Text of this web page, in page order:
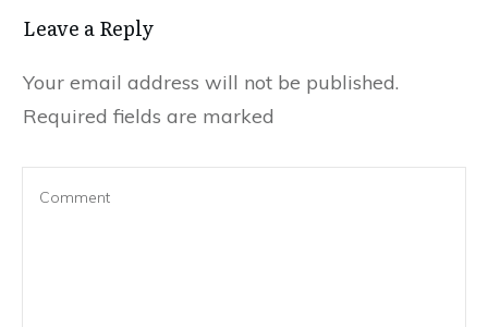
Leave a Reply
Your email address will not be published.
Required fields are marked